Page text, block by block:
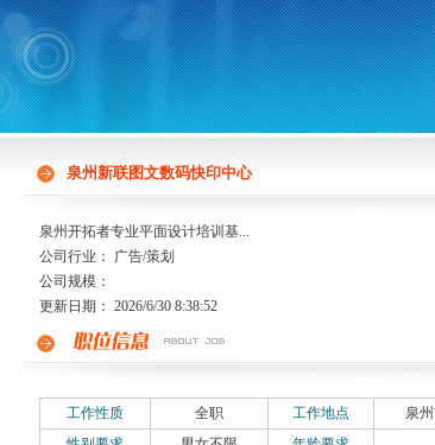
泉州新联图文数码快印中心
泉州开拓者专业平面设计培训基...
公司行业： 广告/策划
公司规模：
更新日期： 2026/6/30 8:38:52
工作性质 全职 工作地点 泉